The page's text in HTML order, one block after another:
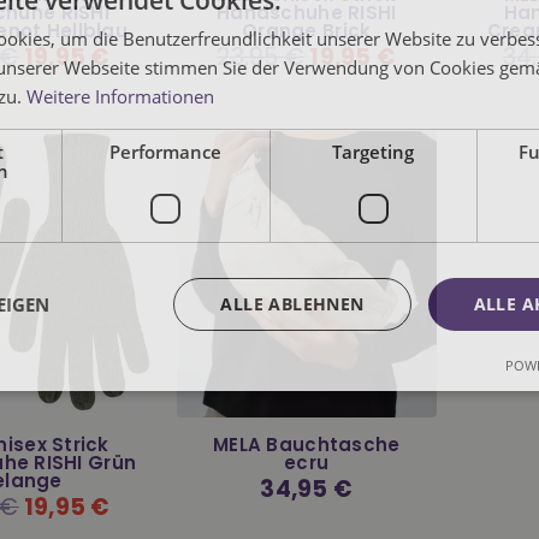
RISHI
Hellblau
19,95 €
Handschuhe RISHI
Orange Brick
Normaler
Preis
23,95 €19,95 €
Strick
RISHI Grün
19,95 €
MELA Bauchtasche
ecru
Normaler
Preis
34,95 €
um die Benutzerfreundlichkeit unserer Website zu
Webseite stimmen Sie der Verwendung von Cookies
Weitere Informationen
Performance Targeting
ALLE
ALLE ABLEHNEN